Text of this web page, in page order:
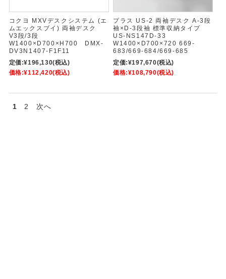
コクヨ MXVデスクシステム (エ
ムエックスブイ) 両袖デスク
V3段/3段
W1400×D700×H700 DMX-
DV3N1407-F1F11
定価:¥196,130(税込)
価格:¥112,420(税込)
プラス US-2 両袖デスク A-3段
袖×D-3段袖 標準収納タイプ
US-NS147D-33
W1400×D700×720 669-
683/669-684/669-685
定価:¥197,670(税込)
価格:¥108,790(税込)
1 2 次へ